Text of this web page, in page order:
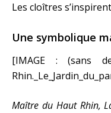
Les cloîtres
Une symbolique
[IMAGE : (sans
Maître du Haut Rhin,